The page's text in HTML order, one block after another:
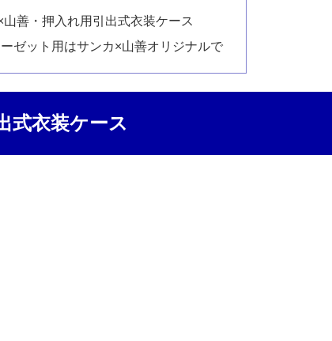
山善・押入れ用引出式衣装ケース
ゼット用はサンカ×山善オリジナルで
式衣装ケース